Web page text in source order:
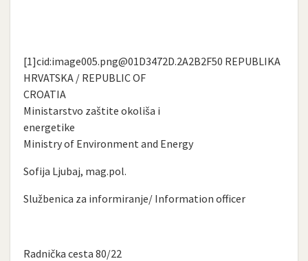
[1]cid:image005.png@01D3472D.2A2B2F50 REPUBLIKA
HRVATSKA / REPUBLIC OF
CROATIA
Ministarstvo zaštite okoliša i
energetike
Ministry of Environment and Energy
Sofija Ljubaj, mag.pol.
Službenica za informiranje/ Information officer
Radnička cesta 80/22